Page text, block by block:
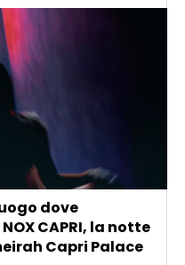
dove
CAPRI, la notte
Capri Palace